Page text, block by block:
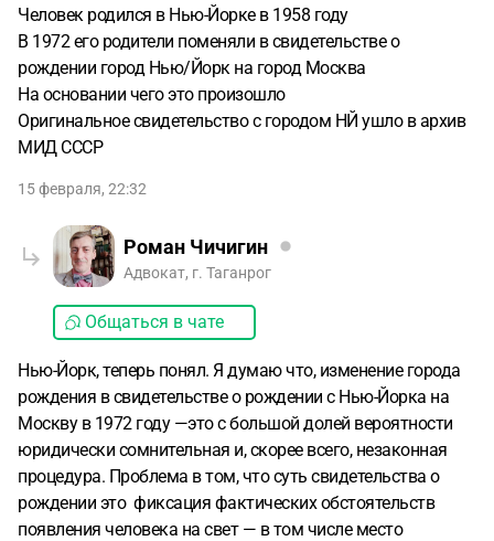
Человек родился в Нью-Йорке в 1958 году
В 1972 его родители поменяли в свидетельстве о
рождении город Нью/Йорк на город Москва
На основании чего это произошло
Оригинальное свидетельство с городом НЙ ушло в архив
МИД СССР
15 февраля, 22:32
Роман Чичигин
Адвокат, г. Таганрог
Общаться в чате
Нью-Йорк, теперь понял. Я думаю что, изменение города
рождения в свидетельстве о рождении с Нью-Йорка на
Москву в 1972 году —это с большой долей вероятности
юридически сомнительная и, скорее всего, незаконная
процедура. Проблема в том, что суть свидетельства о
рождении это фиксация фактических обстоятельств
появления человека на свет — в том числе место